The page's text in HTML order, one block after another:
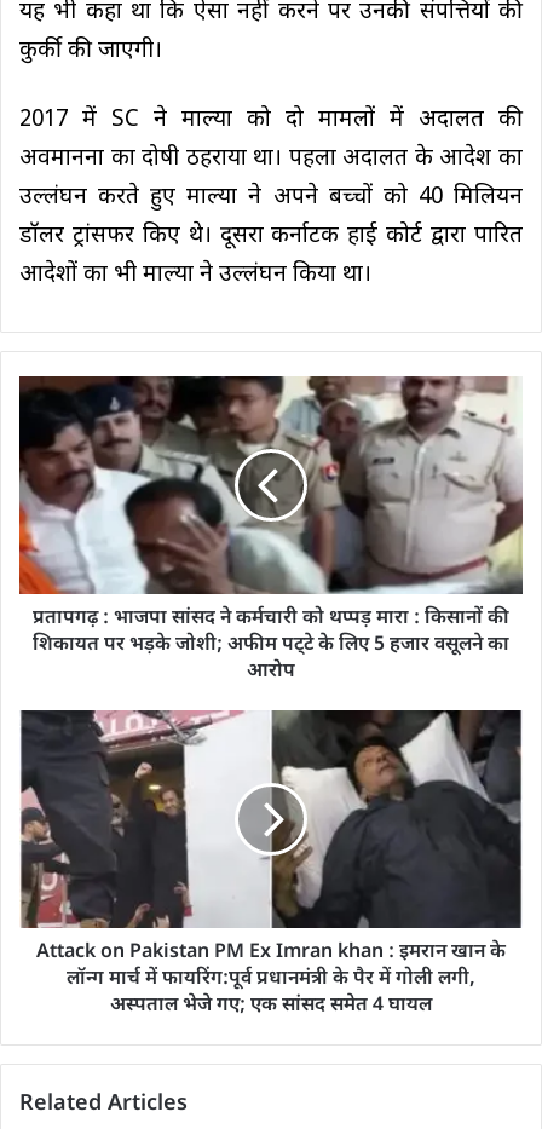
यह भी कहा था कि ऐसा नहीं करने पर उनकी संपत्तियों की
कुर्की की जाएगी।
2017 में SC ने माल्या को दो मामलों में अदालत की
अवमानना ​​का दोषी ठहराया था। पहला अदालत के आदेश का
उल्लंघन करते हुए माल्या ने अपने बच्चों को 40 मिलियन
डॉलर ट्रांसफर किए थे। दूसरा कर्नाटक हाई कोर्ट द्वारा पारित
आदेशों का भी माल्या ने उल्लंघन किया था।
प्रतापगढ़ : भाजपा सांसद ने कर्मचारी को थप्पड़ मारा : किसानों की
शिकायत पर भड़के जोशी; अफीम पट्‌टे के लिए 5 हजार वसूलने का
आरोप
Attack on Pakistan PM Ex Imran khan : इमरान खान के
लॉन्ग मार्च में फायरिंग:पूर्व प्रधानमंत्री के पैर में गोली लगी,
अस्पताल भेजे गए; एक सांसद समेत 4 घायल
Related Articles